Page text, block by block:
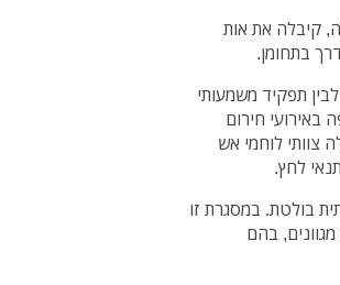
קיבלה את אות
בתחומן.
תפקיד משמעותי
חירום
צוותי לוחמי אש
לחץ.
בולטת. במסגרת זו
בהם